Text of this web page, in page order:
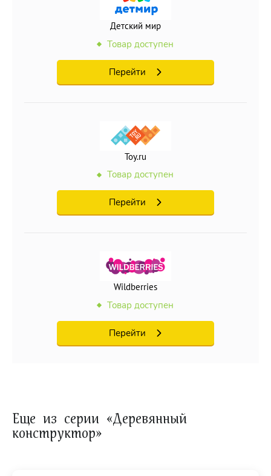
Детский мир
Товар доступен
Перейти
Toy.ru
Товар доступен
Перейти
Wildberries
Товар доступен
Перейти
Еще из серии «Деревянный
конструктор»